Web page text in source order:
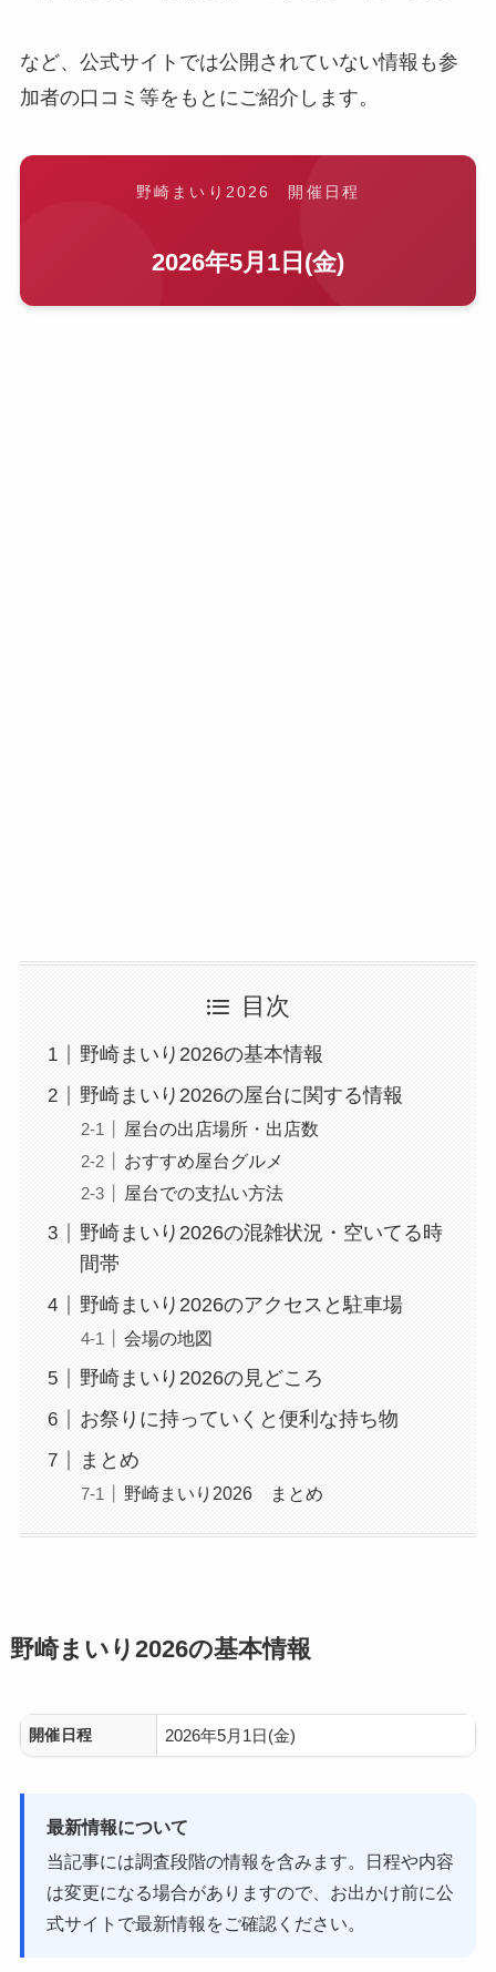
など、公式サイトでは公開されていない情報も参
加者の口コミ等をもとにご紹介します。
野崎まいり2026 開催日程
2026年5月1日(金)
目次
野崎まいり2026の基本情報
野崎まいり2026の屋台に関する情報
屋台の出店場所・出店数
おすすめ屋台グルメ
屋台での支払い方法
野崎まいり2026の混雑状況・空いてる時
間帯
野崎まいり2026のアクセスと駐車場
会場の地図
野崎まいり2026の見どころ
お祭りに持っていくと便利な持ち物
まとめ
野崎まいり2026 まとめ
野崎まいり2026の基本情報
開催日程 2026年5月1日(金)
最新情報について
当記事には調査段階の情報を含みます。日程や内容
は変更になる場合がありますので、お出かけ前に公
式サイトで最新情報をご確認ください。